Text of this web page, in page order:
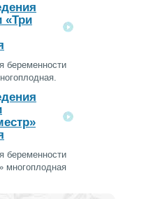
«Три
беременности
беременности
многоплодная